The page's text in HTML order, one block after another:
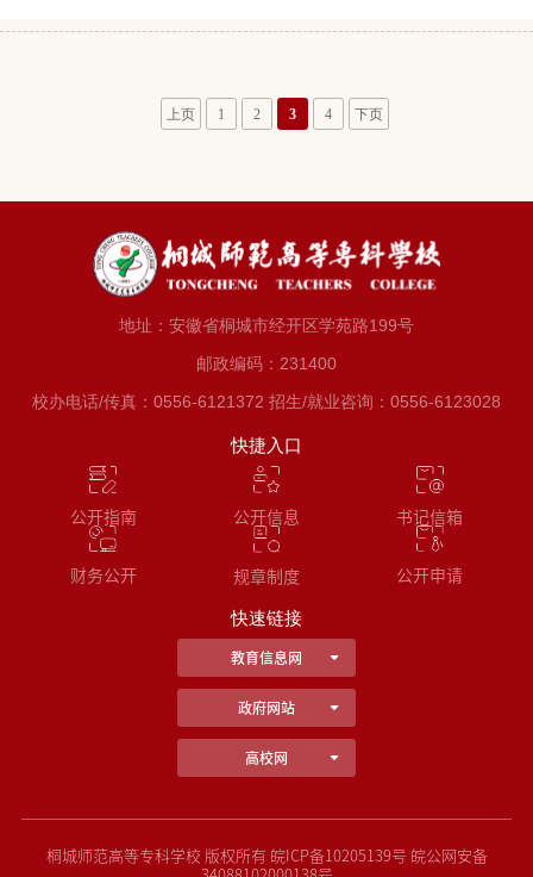
公开、依法治校，改进工作作风，提高管理服务水平，学校把信息公开
工作与落实党的十九大精神和习近平新时代
拨款支出决算表六、一般公共预算财政拨款基本支出决算表七、政府性
况说明三、支出决算情况说明四、财政拨款收入支出决算总体情况说明
部门职责桐城师范高等专科学校源起1904年创办的“桐城中学堂师范
班”，后于1944年成立桐城简易师范学校，1951年更名为“桐城县初级
师范学校”，1957年定名为“安徽省桐城师范学校”。自2000年秋开
始，学校与高校开展合作办学，招收高
上页 1 2 3 4 下页
地址：安徽省桐城市经开区学苑路199号
邮政编码：231400
校办电话/传真：0556-6121372 招生/就业咨询：0556-6123028
快捷入口
公开指南 公开信息 书记信箱
财务公开 规章制度 公开申请
快速链接
教育信息网
政府网站
高校网
桐城师范高等专科学校 版权所有 皖ICP备10205139号 皖公网安备